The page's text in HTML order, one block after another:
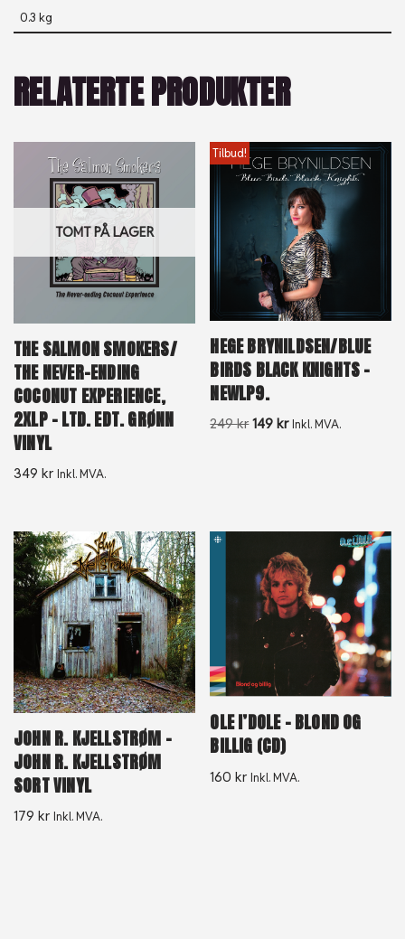
0.3 kg
RELATERTE PRODUKTER
TOMT PÅ LAGER
THE SALMON SMOKERS/
THE NEVER-ENDING
COCONUT EXPERIENCE,
2XLP – LTD. EDT. GRØNN
VINYL
349 kr Inkl. MVA.
Tilbud!
HEGE BRYNILDSEN/BLUE
BIRDS BLACK KNIGHTS –
NEWLP9.
249kr 149 kr Inkl. MVA.
JOHN R. KJELLSTRØM –
JOHN R. KJELLSTRØM
SORT VINYL
179 kr Inkl. MVA.
OLE I’DOLE – BLOND OG
BILLIG (CD)
160kr Inkl. MVA.